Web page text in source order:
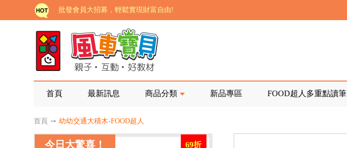
批發會員大招募，輕鬆實現財富自由!
如需更改或重開發票 需在訂單成立三天內通知客服 寄回發票需附上回郵郵票
老師您好!!幼教會員火熱招募中~
海外購物免煩惱！點我查看『海外購物流程說明』
家長樂了!「風車書版集團暨FOOD超人企業總部」目前正興建中!
首頁 最新訊息 商品分類 新品專區 FOOD超人多重點讀筆
首頁 ➙ 幼幼交通大積木-FOOD超人
今日大驚喜！ 69折